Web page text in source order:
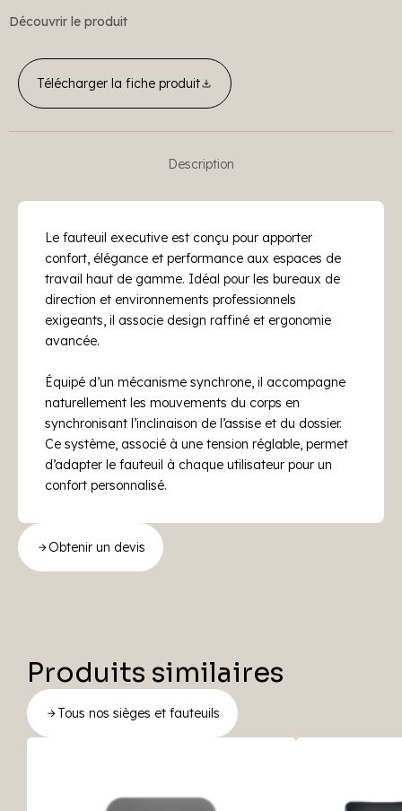
Découvrir le produit
Télécharger la fiche produit
Description
Le fauteuil executive est conçu pour apporter
confort, élégance et performance aux espaces de
travail haut de gamme. Idéal pour les bureaux de
direction et environnements professionnels
exigeants, il associe design raffiné et ergonomie
avancée.
Équipé d’un mécanisme synchrone, il accompagne
naturellement les mouvements du corps en
synchronisant l’inclinaison de l’assise et du dossier.
Ce système, associé à une tension réglable, permet
d’adapter le fauteuil à chaque utilisateur pour un
confort personnalisé.
Obtenir un devis
Produits similaires
Tous nos sièges et fauteuils